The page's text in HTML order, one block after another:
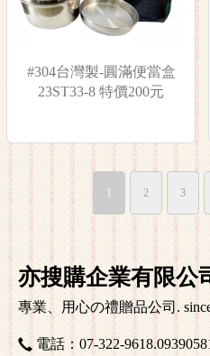
#304台灣製-圓滿便當盒
23ST33-8 特價200元
1 2 3
亦搜購企業有限公
專業、用心の禮贈品公司.
電話：07-322-9618